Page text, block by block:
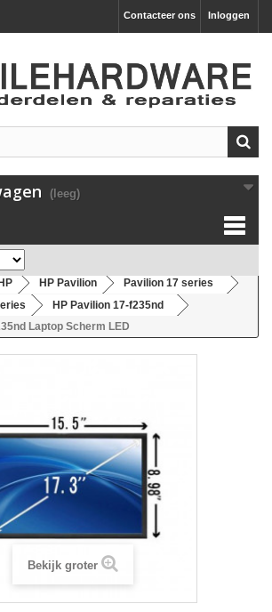
Inloggen
Contacteer ons
(leeg)
HP HP Pavilion
Pavilion 17 series
HP Pavilion 17-f235nd
Laptop Scherm LED
Bekijk groter